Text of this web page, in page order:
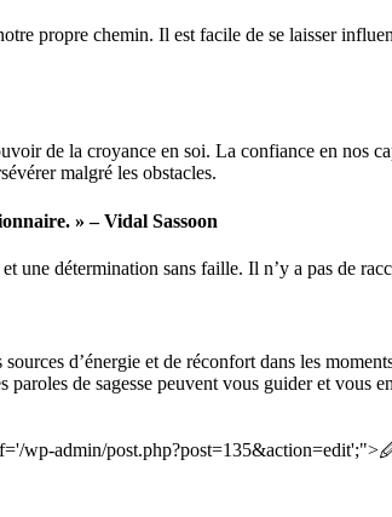
propre chemin. Il est facile de se laisser
de la croyance en soi. La confiance en nos
malgré les obstacles.
» – Vidal Sassoon
une détermination sans faille. Il n’y a pas de
d’énergie et de réconfort dans les
de sagesse peuvent vous guider et vous
wp-admin/